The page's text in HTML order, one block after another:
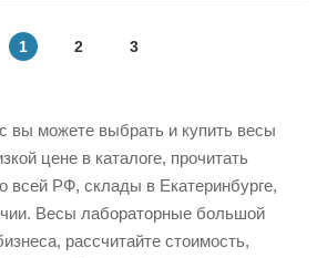
1 2 3
вы можете выбрать и купить весы
цене в каталоге, прочитать
всей РФ, склады в Екатеринбурге,
Весы лабораторные большой
рассчитайте стоимость,